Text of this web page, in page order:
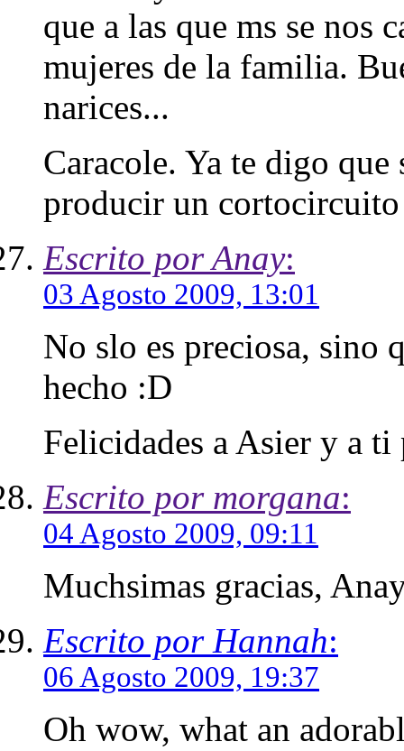
que a las que ms se nos
mujeres de la familia.
narices...
Caracole. Ya te digo que
producir un
Escrito por Anay:
03 Agosto 2009, 13:01
No slo es preciosa, sino
hecho :D
Felicidades a Asier y a
Escrito por morgana:
04 Agosto 2009, 09:11
Muchsimas gracias,
Escrito por Hannah:
06 Agosto 2009, 19:37
Oh wow, what an